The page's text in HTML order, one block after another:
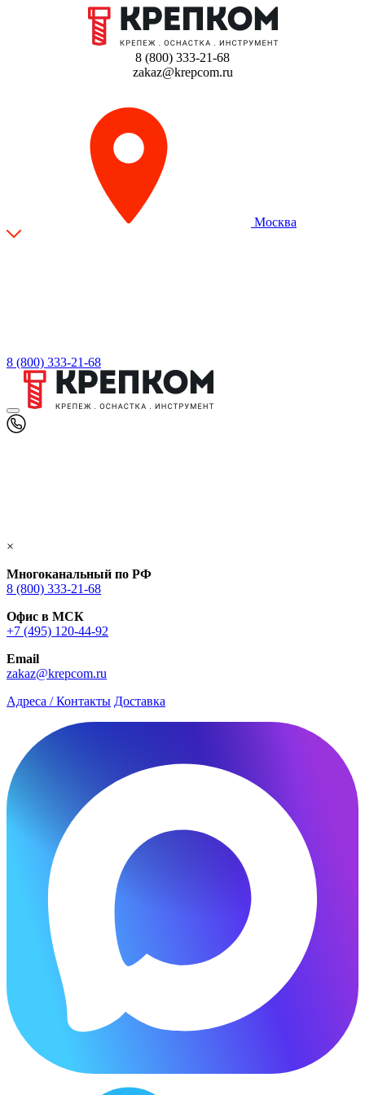
8 (800) 333-21-68
zakaz@krepcom.ru
Москва
8 (800) 333-21-68
×
Многоканальный по РФ
8 (800) 333‑21-68
Офис в МСК
+7 (495) 120-44-92
Email
zakaz@krepcom.ru
Адреса / Контакты Доставка